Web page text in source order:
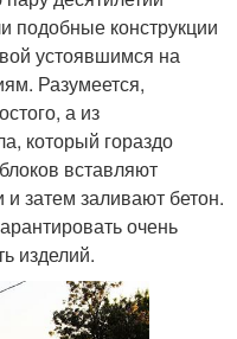
подобные конструкции
устоявшимся на
Разумеется,
а из
который гораздо
вставляют
и затем заливают бетон.
очень
изделий.